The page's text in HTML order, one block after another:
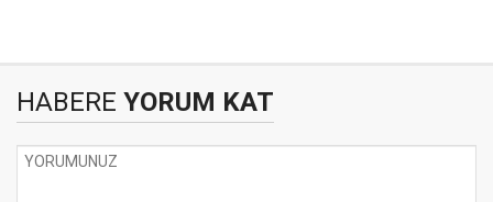
HABERE YORUM KAT